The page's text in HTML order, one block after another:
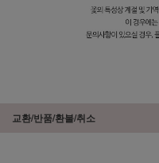
교환/반품/환불/취소